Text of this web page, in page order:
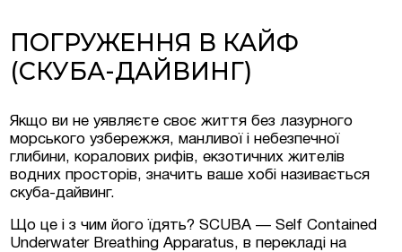
ПОГРУЖЕННЯ В КАЙФ
(СКУБА-ДАЙВИНГ)
Якщо ви не уявляєте своє життя без лазурного
морського узбережжя, манливої і небезпечної
глибини, коралових рифів, екзотичних жителів
водних просторів, значить ваше хобі називається
скуба-дайвинг.
Що це і з чим його їдять? SCUBA — Self Contained
Underwater Breathing Apparatus, в перекладі на